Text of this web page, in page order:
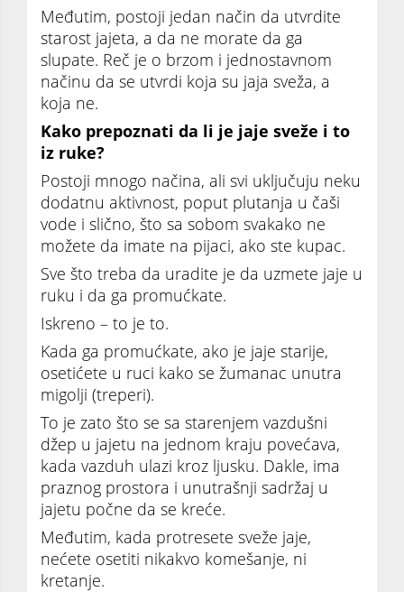
Međutim, postoji jedan način da utvrdite
starost jajeta, a da ne morate da ga
slupate. Reč je o brzom i jednostavnom
načinu da se utvrdi koja su jaja sveža, a
koja ne.
Kako prepoznati da li je jaje sveže i to
iz ruke?
Postoji mnogo načina, ali svi uključuju neku
dodatnu aktivnost, poput plutanja u čaši
vode i slično, što sa sobom svakako ne
možete da imate na pijaci, ako ste kupac.
Sve što treba da uradite je da uzmete jaje u
ruku i da ga promućkate.
Iskreno – to je to.
Kada ga promućkate, ako je jaje starije,
osetićete u ruci kako se žumanac unutra
migolji (treperi).
To je zato što se sa starenjem vazdušni
džep u jajetu na jednom kraju povećava,
kada vazduh ulazi kroz ljusku. Dakle, ima
praznog prostora i unutrašnji sadržaj u
jajetu počne da se kreće.
Međutim, kada protresete sveže jaje,
nećete osetiti nikakvo komešanje, ni
kretanje.